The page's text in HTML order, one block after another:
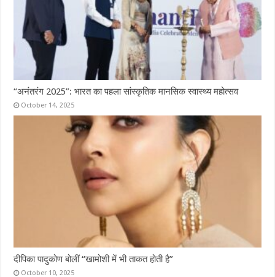
“अनंतरंग 2025”: भारत का पहला सांस्कृतिक मानसिक स्वास्थ्य महोत्सव
October 14, 2025
दीपिका पादुकोण बोलीं “खामोशी में भी ताकत होती है”
October 10, 2025